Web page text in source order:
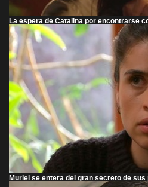
La espera de Catalina por encontrarse
Muriel se entera del gran secreto de sus